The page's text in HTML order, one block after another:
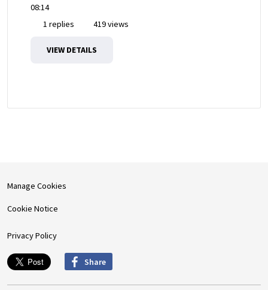
08:14
1 replies
419 views
VIEW DETAILS
Manage Cookies
Cookie Notice
Privacy Policy
Share